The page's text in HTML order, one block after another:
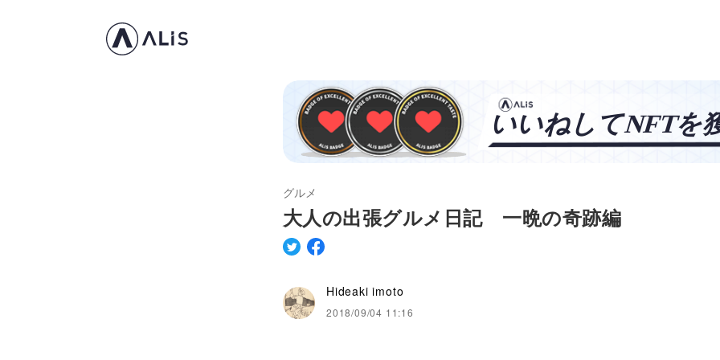
グルメ
大人の出張グルメ日記 一晩の奇跡編
Hideaki imoto
2018/09/04 11:16